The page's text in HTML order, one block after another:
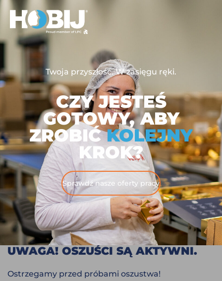
Twoja przyszłość. W zasięgu ręki.
CZY JESTEŚ
GOTOWY, ABY
ZROBIĆKOLEJNY
KROK?
Sprawdź nasze oferty pracy
UWAGA! OSZUŚCI SĄ AKTYWNI.
Ostrzegamy przed próbami oszustwa!